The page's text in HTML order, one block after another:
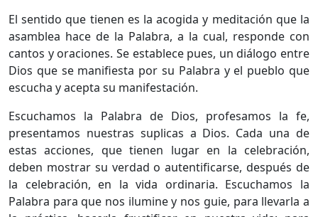
El sentido que tienen es la acogida y meditación que la
asamblea hace de la Palabra, a la cual, responde con
cantos y oraciones. Se establece pues, un diálogo entre
Dios que se manifiesta por su Palabra y el pueblo que
escucha y acepta su manifestación.
Escuchamos la Palabra de Dios, profesamos la fe,
presentamos nuestras suplicas a Dios. Cada una de
estas acciones, que tienen lugar en la celebración,
deben mostrar su verdad o autentificarse, después de
la celebración, en la vida ordinaria. Escuchamos la
Palabra para que nos ilumine y nos guie, para llevarla a